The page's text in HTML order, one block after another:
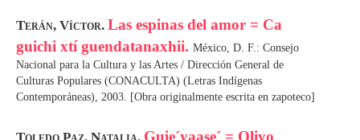
Terán, Víctor. Las espinas del amor = Ca
guichi xtí guendatanaxhii. México, D. F.: Consejo
Nacional para la Cultura y las Artes / Dirección General de
Culturas Populares (CONACULTA) (Letras Indígenas
Contemporáneas), 2003. [Obra originalmente escrita en zapoteco]
Guie´yaase´ = Olivo